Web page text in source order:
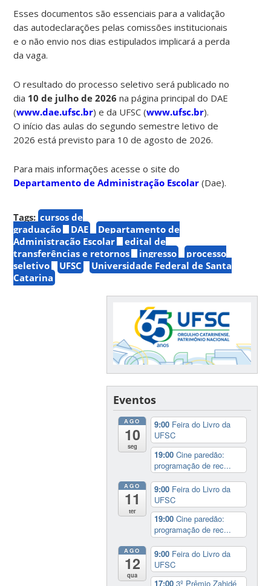
Esses documentos são essenciais para a validação
das autodeclarações pelas comissões institucionais
e o não envio nos dias estipulados implicará a perda
da vaga.
O resultado do processo seletivo será publicado no
dia 10 de julho de 2026 na página principal do DAE
(www.dae.ufsc.br) e da UFSC (www.ufsc.br).
O início das aulas do segundo semestre letivo de
2026 está previsto para 10 de agosto de 2026.
Para mais informações acesse o site do
Departamento de Administração Escolar (Dae).
Tags: cursos de
graduação
DAE
Departamento de
Administração Escolar
edital de
transferências e retornos
ingresso
processo
seletivo
UFSC
Universidade Federal de Santa
Catarina
Eventos
AGO
10
seg
9:00 Feira do Livro da
UFSC
19:00Cine paredão:
programação de rec...
AGO
11
ter
9:00 Feira do Livro da
UFSC
19:00Cine paredão:
programação de rec...
AGO
12
qua
9:00 Feira do Livro da
UFSC
17:003º Prêmio Zahidé